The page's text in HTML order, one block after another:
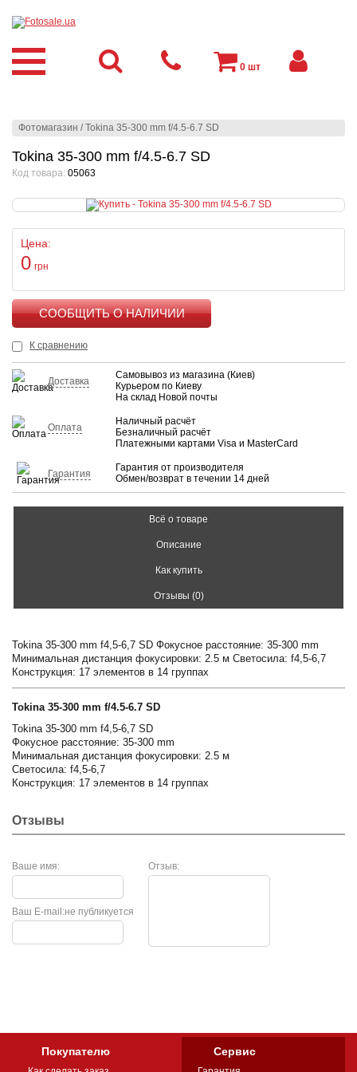
Фотомагазин /Tokina 35-300 mm f/4.5-6.7 SD
Tokina 35-300 mm f/4.5-6.7 SD
Код товара: 05063
Цена:
0 грн
К сравнению
Доставка
Самовывоз из магазина (Киев)
Курьером по Киеву
На склад Новой почты
Оплата
Наличный расчёт
Безналичный расчёт
Платежными картами Visa и MasterCard
Гарантия
Гарантия от производителя
Обмен/возврат в течении 14 дней
Всё о товаре
Описание
Как купить
Отзывы (0)
Tokina 35-300 mm f4,5-6,7 SD Фокусное расстояние: 35-300 mm
Минимальная дистанция фокусировки: 2.5 м Светосила: f4,5-6,7
Конструкция: 17 элементов в 14 группах
Tokina 35-300 mm f/4.5-6.7 SD
Tokina 35-300 mm f4,5-6,7 SD
Фокусное расстояние: 35-300 mm
Минимальная дистанция фокусировки: 2.5 м
Светосила: f4,5-6,7
Конструкция: 17 элементов в 14 группах
Отзывы
Ваше имя: Отзыв:
не публикуется
Ваш E-mail:
0 шт
Покупателю Сервис